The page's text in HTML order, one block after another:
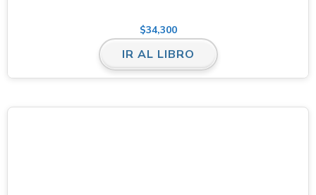
$34,300
IR AL LIBRO